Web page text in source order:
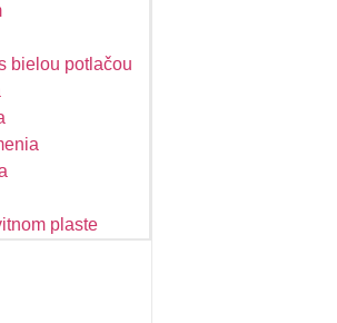
bielou potlačou
plaste